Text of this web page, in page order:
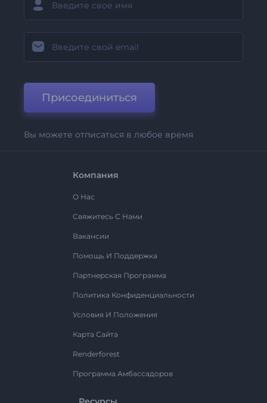
Присоединиться
Вы можете отписаться в любое время
Компания
О Нас
Свяжитесь С Нами
Вакансии
Помощь И Поддержка
Партнерская Программа
Политика Конфиденциальности
Условия И Положения
Карта Сайта
Renderforest
Программа Амбассадоров